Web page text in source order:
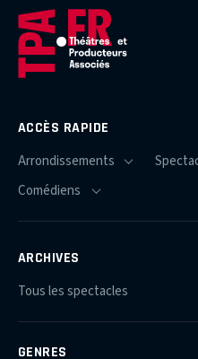
ACCÈS RAPIDE
ARCHIVES
Tous les spectacles
GENRES